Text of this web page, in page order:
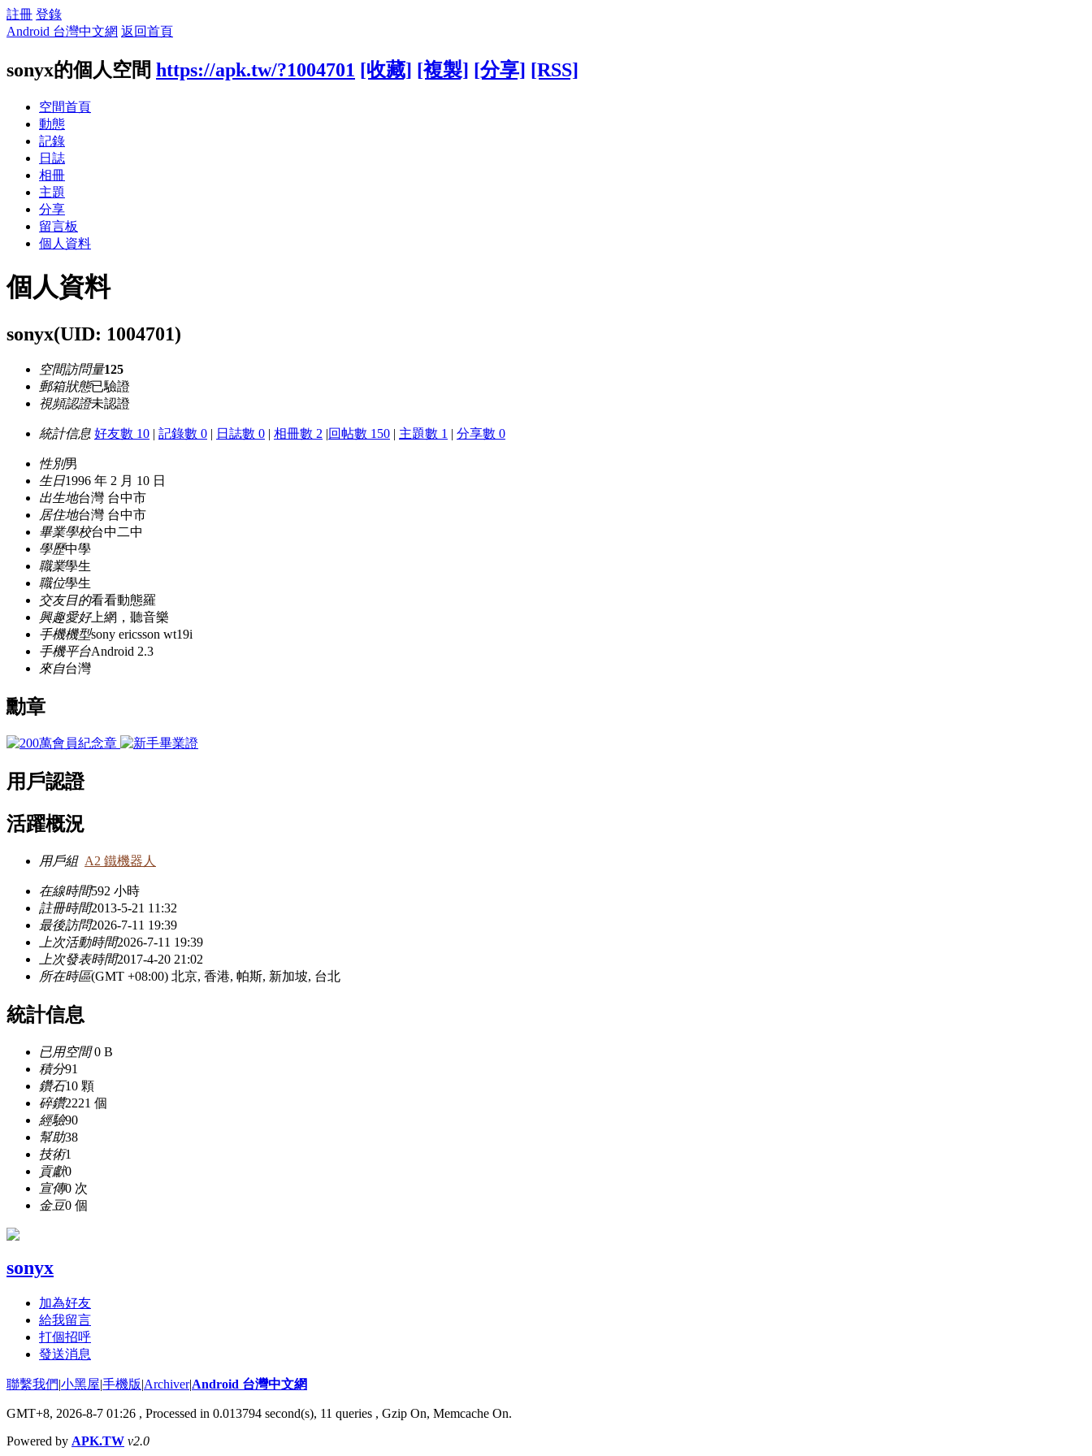
註冊 登錄
Android 台灣中文網 返回首頁
sonyx的個人空間 https://apk.tw/?1004701 [收藏] [複製] [分享] [RSS]
空間首頁
動態
記錄
日誌
相冊
主題
分享
留言板
個人資料
個人資料
sonyx(UID: 1004701)
空間訪問量125
郵箱狀態已驗證
視頻認證未認證
統計信息 好友數 10 | 記錄數 0 | 日誌數 0 | 相冊數 2 |回帖數 150 | 主題數 1 | 分享數 0
性別男
生日1996 年 2 月 10 日
出生地台灣 台中市
居住地台灣 台中市
畢業學校台中二中
學歷中學
職業學生
職位學生
交友目的看看動態羅
興趣愛好上網，聽音樂
手機機型sony ericsson wt19i
手機平台Android 2.3
來自台灣
勳章
用戶認證
活躍概況
用戶組 A2 鐵機器人
在線時間592 小時
註冊時間2013-5-21 11:32
最後訪問2026-7-11 19:39
上次活動時間2026-7-11 19:39
上次發表時間2017-4-20 21:02
所在時區(GMT +08:00) 北京, 香港, 帕斯, 新加坡, 台北
統計信息
已用空間0 B
積分91
鑽石10 顆
碎鑽2221 個
經驗90
幫助38
技術1
貢獻0
宣傳0 次
金豆0 個
sonyx
加為好友
給我留言
打個招呼
發送消息
聯繫我們|小黑屋|手機版|Archiver|Android 台灣中文網
GMT+8, 2026-8-7 01:26 , Processed in 0.013794 second(s), 11 queries , Gzip On, Memcache On.
Powered by APK.TW v2.0